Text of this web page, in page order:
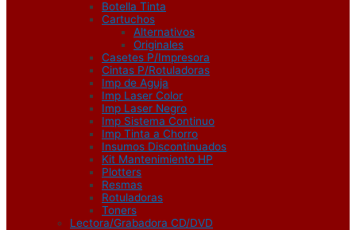
Botella Tinta
Cartuchos
Alternativos
Originales
Casetes P/Impresora
Cintas P/Rotuladoras
Imp de Aguja
Imp Laser Color
Imp Laser Negro
Imp Sistema Continuo
Imp Tinta a Chorro
Insumos Discontinuados
Kit Mantenimiento HP
Plotters
Resmas
Rotuladoras
Toners
Lectora/Grabadora CD/DVD